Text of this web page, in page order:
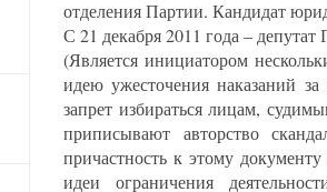
отделения Партии. Кандидат
С 21 декабря 2011 года –
(Является инициатором
идею ужесточения наказаний
запрет избираться лицам,
приписывают авторство
причастность к этому
идеи ограничения